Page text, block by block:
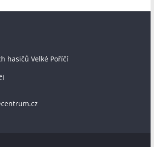
hasičů Velké Poříčí